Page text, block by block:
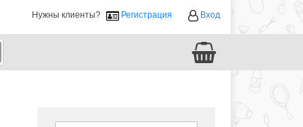
Нужны клиенты? Регистрация Вход